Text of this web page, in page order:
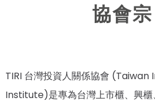
協會
TIRI 台灣投資人關係協會
Institute)是專為台灣上市櫃、興櫃